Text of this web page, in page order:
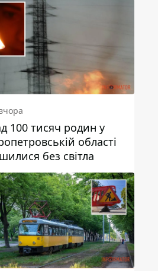
100 тисяч родин у
області
без світла